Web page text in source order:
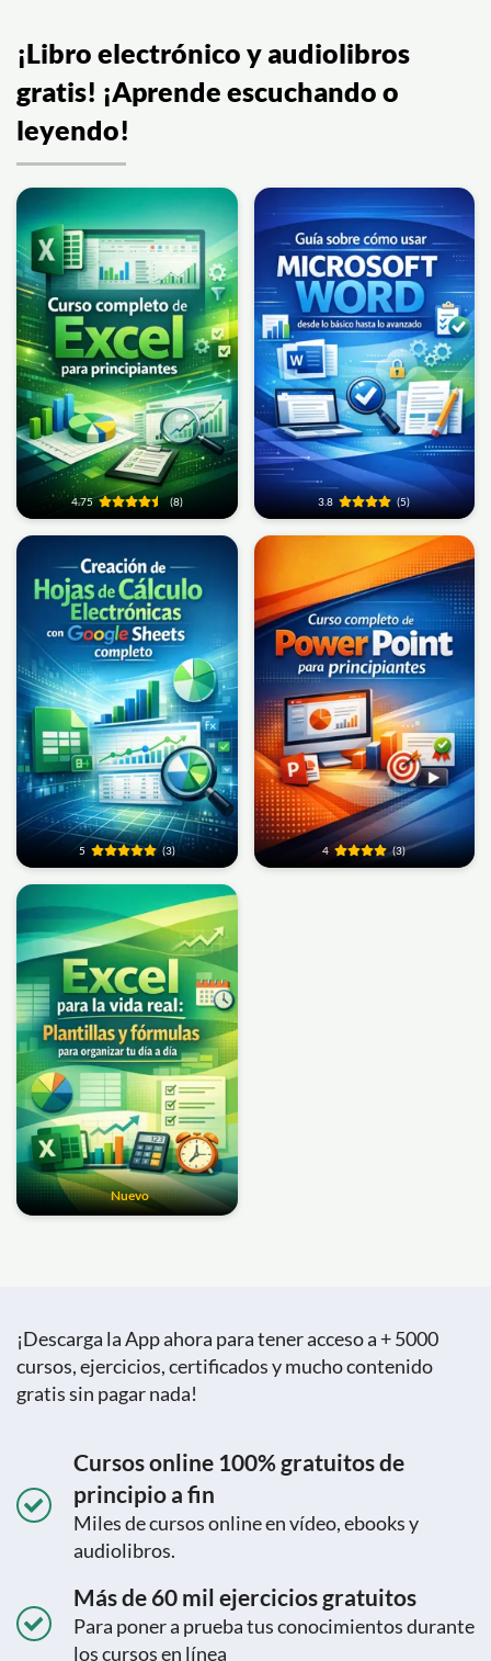
¡Libro electrónico y audiolibros
gratis! ¡Aprende escuchando o
leyendo!
4.75 (8) 3.8 (5)
5 (3) 4 (3)
Nuevo
¡Descarga la App ahora para tener acceso a + 5000
cursos, ejercicios, certificados y mucho contenido
gratis sin pagar nada!
Cursos online 100% gratuitos de
principio a fin
Miles de cursos online en vídeo, ebooks y
audiolibros.
Más de 60 mil ejercicios gratuitos
Para poner a prueba tus conocimientos durante
los cursos en línea